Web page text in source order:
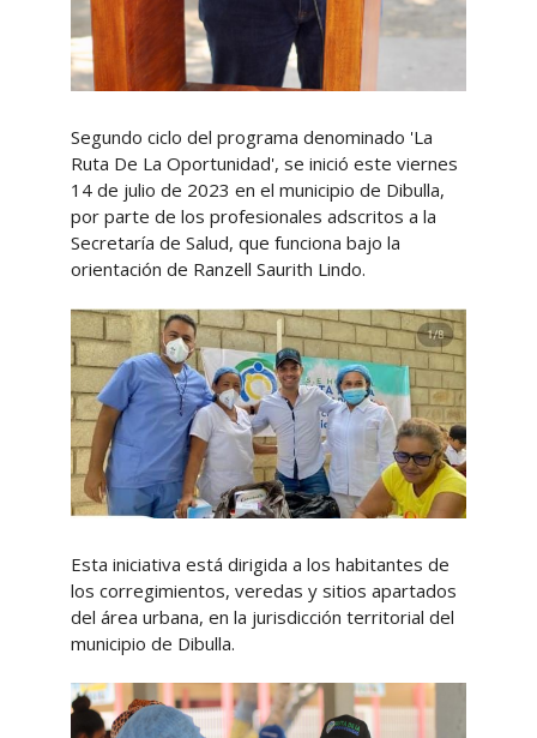
Segundo ciclo del programa denominado 'La
Ruta De La Oportunidad', se inició este viernes
14 de julio de 2023 en el municipio de Dibulla,
por parte de los profesionales adscritos a la
Secretaría de Salud, que funciona bajo la
orientación de Ranzell Saurith Lindo.
Esta iniciativa está dirigida a los habitantes de
los corregimientos, veredas y sitios apartados
del área urbana, en la jurisdicción territorial del
municipio de Dibulla.